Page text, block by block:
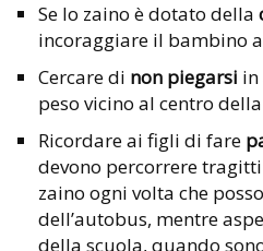
Se lo zaino è dotato della
incoraggiare il bambino
Cercare di non piegarsi in
peso vicino al centro
Ricordare ai figli di fare
devono percorrere
zaino ogni volta che
dell’autobus, mentre
della scuola, quando